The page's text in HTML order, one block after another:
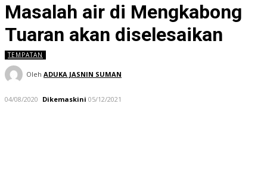
Masalah air di Mengkabong
Tuaran akan diselesaikan
TEMPATAN
Oleh ADUKA JASNIN SUMAN
04/08/2020 Dikemaskini 05/12/2021